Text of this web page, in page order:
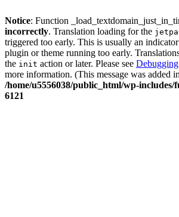
Notice: Function
incorrectly. Translation loading for the
triggered too early. This is usually an
plugin or theme running too early.
the init action or later. Please see
more information. (This message was added
/home/u5556038/public_html/wp-includes/
6121